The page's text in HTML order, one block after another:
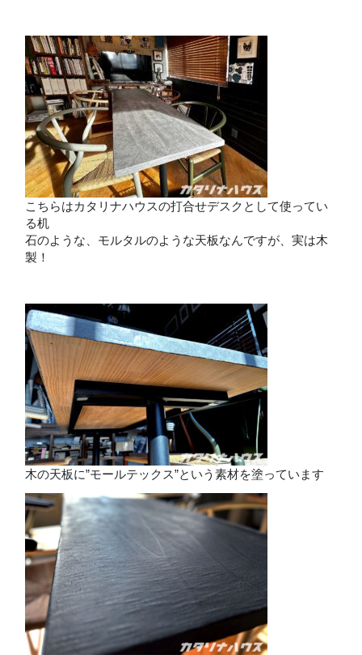
こちらはカタリナハウスの打合せデスクとして使ってい
る机
石のような、モルタルのような天板なんですが、実は木
製！
木の天板に”モールテックス”という素材を塗っています